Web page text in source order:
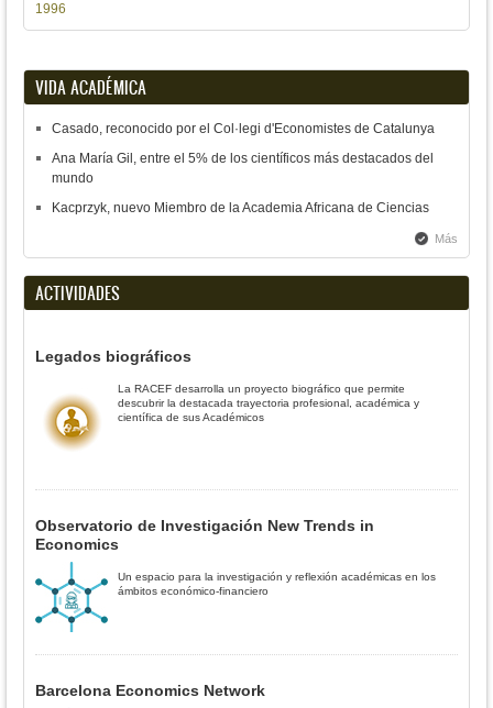
1996
VIDA ACADÉMICA
Casado, reconocido por el Col·legi d'Economistes de Catalunya
Ana María Gil, entre el 5% de los científicos más destacados del
mundo
Kacprzyk, nuevo Miembro de la Academia Africana de Ciencias
Más
ACTIVIDADES
Legados biográficos
La RACEF desarrolla un proyecto biográfico que permite
descubrir la destacada trayectoria profesional, académica y
científica de sus Académicos
Observatorio de Investigación New Trends in
Economics
Un espacio para la investigación y reflexión académicas en los
ámbitos económico-financiero
Barcelona Economics Network